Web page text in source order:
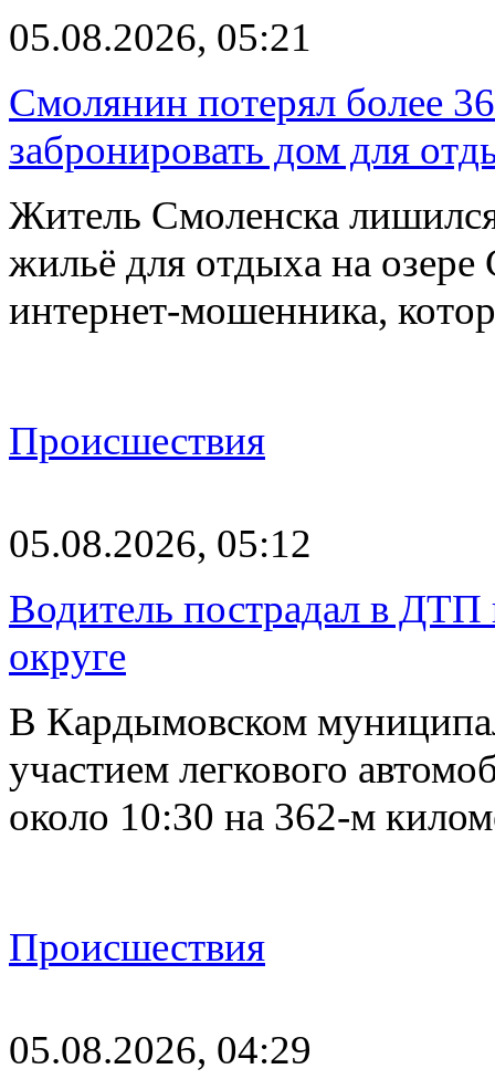
05.08.2026, 05:21
Смолянин потерял более
забронировать дом для
Житель Смоленска
жильё для отдыха на
интернет-мошенника,
Происшествия
05.08.2026, 05:12
Водитель пострадал в
округе
В Кардымовском
участием легкового
около 10:30 на 362-м
Происшествия
05.08.2026, 04:29